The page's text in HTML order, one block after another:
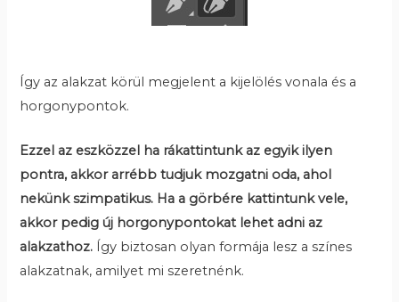
Így az alakzat körül megjelent a kijelölés vonala és a
horgonypontok.
Ezzel az eszközzel ha rákattintunk az egyik ilyen
pontra, akkor arrébb tudjuk mozgatni oda, ahol
nekünk szimpatikus. Ha a görbére kattintunk vele,
akkor pedig új horgonypontokat lehet adni az
alakzathoz. Így biztosan olyan formája lesz a színes
alakzatnak, amilyet mi szeretnénk.